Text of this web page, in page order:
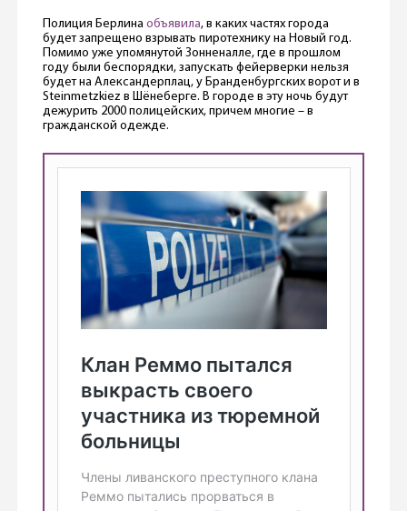
Полиция Берлина объявила, в каких частях города
будет запрещено взрывать пиротехнику на Новый год.
Помимо уже упомянутой Зонненалле, где в прошлом
году были беспорядки, запускать фейерверки нельзя
будет на Александерплац, у Бранденбургских ворот и в
Steinmetzkiez в Шёнеберге. В городе в эту ночь будут
дежурить 2000 полицейских, причем многие – в
гражданской одежде.